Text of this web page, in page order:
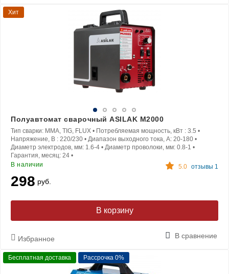
Хит
Полуавтомат сварочный ASILAK M2000
Тип сварки: MMA, TIG, FLUX • Потребляемая мощность, кВт : 3.5 •
Напряжение, В : 220/230 • Диапазон выходного тока, A: 20-180 •
Диаметр электродов, мм: 1.6-4 • Диаметр проволоки, мм: 0.8-1 •
Гарантия, месяц: 24 •
В наличии
5.0 отзывы 1
298 руб.
В корзину
Избранное В сравнение
Бесплатная доставка Рассрочка 0%